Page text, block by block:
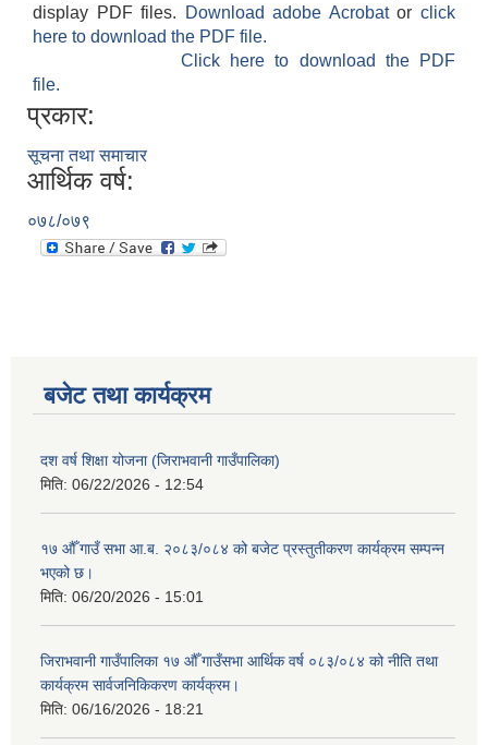
display PDF files.
Download adobe Acrobatorclick
here to download the PDF file.
Click here to download the PDF
file.
प्रकार:
सूचना तथा समाचार
आर्थिक वर्ष:
०७८/०७९
बजेट तथा कार्यक्रम
दश वर्ष शिक्षा योजना (जिराभवानी गाउँपालिका)
मिति: 06/22/2026 - 12:54
१७ औँ गाउँ सभा आ.ब. २०८३/०८४ को बजेट प्रस्तुतीकरण कार्यक्रम सम्पन्न
भएको छ।
मिति: 06/20/2026 - 15:01
जिराभवानी गाउँपालिका १७ औँ गाउँसभा आर्थिक वर्ष ०८३/०८४ को नीति तथा
कार्यक्रम सार्वजनिकिकरण कार्यक्रम।
मिति: 06/16/2026 - 18:21